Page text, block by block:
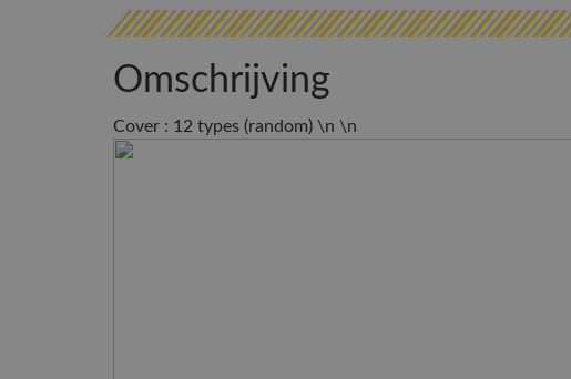
Omschrijving
Cover : 12 types (random) \n \n